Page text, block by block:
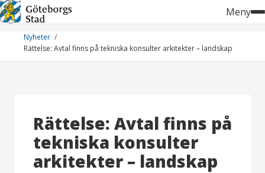
Hoppa
till
innehåll
Meny
Nyheter
Rättelse: Avtal finns på tekniska konsulter arkitekter – landskap
Rättelse: Avtal finns på
tekniska konsulter
arkitekter – landskap